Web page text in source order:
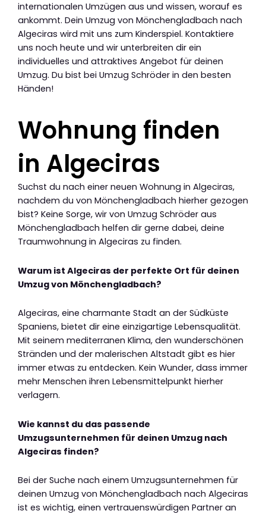
internationalen Umzügen aus und wissen, worauf es
ankommt. Dein Umzug von Mönchengladbach nach
Algeciras wird mit uns zum Kinderspiel. Kontaktiere
uns noch heute und wir unterbreiten dir ein
individuelles und attraktives Angebot für deinen
Umzug. Du bist bei Umzug Schröder in den besten
Händen!
Wohnung finden
in Algeciras
Suchst du nach einer neuen Wohnung in Algeciras,
nachdem du von Mönchengladbach hierher gezogen
bist? Keine Sorge, wir von Umzug Schröder aus
Mönchengladbach helfen dir gerne dabei, deine
Traumwohnung in Algeciras zu finden.
Warum ist Algeciras der perfekte Ort für deinen
Umzug von Mönchengladbach?
Algeciras, eine charmante Stadt an der Südküste
Spaniens, bietet dir eine einzigartige Lebensqualität.
Mit seinem mediterranen Klima, den wunderschönen
Stränden und der malerischen Altstadt gibt es hier
immer etwas zu entdecken. Kein Wunder, dass immer
mehr Menschen ihren Lebensmittelpunkt hierher
verlagern.
Wie kannst du das passende
Umzugsunternehmen für deinen Umzug nach
Algeciras finden?
Bei der Suche nach einem Umzugsunternehmen für
deinen Umzug von Mönchengladbach nach Algeciras
ist es wichtig, einen vertrauenswürdigen Partner an